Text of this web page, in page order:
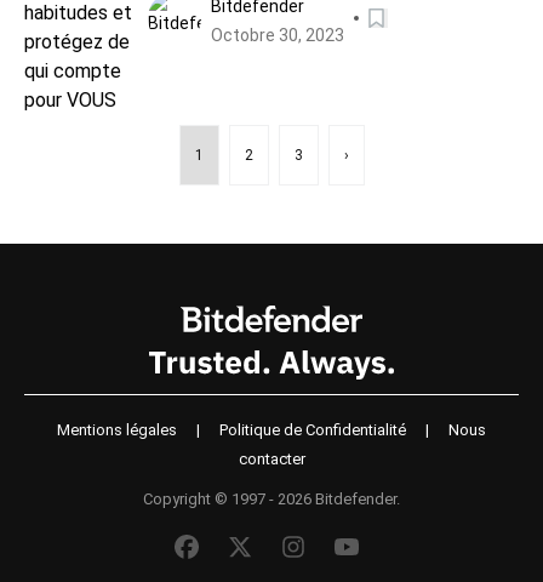
VOUS
Bitdefender
Octobre 30, 2023
1 2 3 ›
Mentions légales | Politique de Confidentialité |
Nous
contacter
Copyright © 1997 - 2026 Bitdefender.